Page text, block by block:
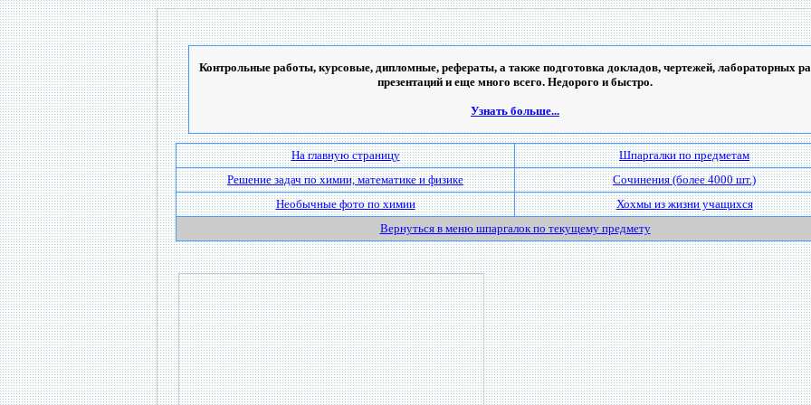
Контрольные работы, курсовые, дипломные, рефераты, а также подготовка докладов, чертежей, лабораторных
презентаций и еще много всего. Недорого и быстро.
Узнать больше...
На главную страницу
Шпаргалки по предметам
Решение задач по химии, математике и физике
Сочинения (более 4000 шт.)
Необычные фото по химии
Хохмы из жизни учащихся
Вернуться в меню шпаргалок по текущему предмету